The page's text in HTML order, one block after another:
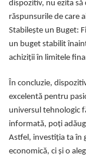
Gaming, Carti &
Birotica & Papetarie
Console, Jocuri &
Ingrijire personala
Accesorii aparate
Aparate &
personala
Aparate cosmetice
Articole Sanatate
dispozitiv, nu ezita
răspunsurile de care
Stabilește un Buget:
un buget stabilit
achiziții în limitele
În concluzie,
excelentă pentru
universul tehnologic
informată, poți
Astfel, investiția ta în
economică, ci și o